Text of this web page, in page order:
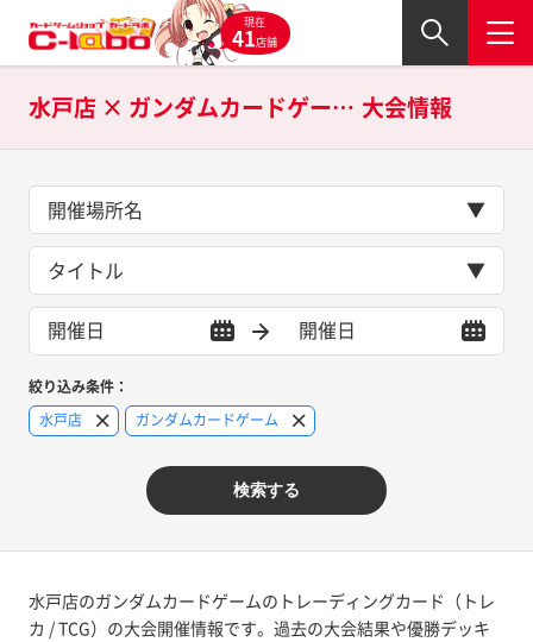
現在
41店舗
水戸店 × ガンダムカードゲームの 大会情報
開催場所名
タイトル
絞り込み条件：
水戸店
ガンダムカードゲーム
検索する
水戸店のガンダムカードゲームのトレーディングカード（トレ
カ / TCG）の大会開催情報です。過去の大会結果や優勝デッキ